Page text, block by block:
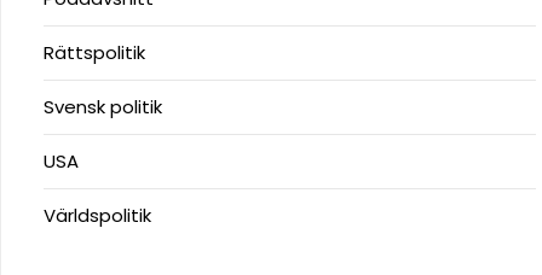
Rättspolitik
Svensk politik
USA
Världspolitik